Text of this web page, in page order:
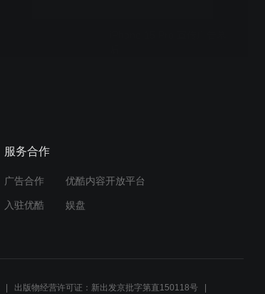
服务合作
广告合作 优酷内容开放平台
入驻优酷 娱盘
出版物经营许可证：新出发京批字第直150118号